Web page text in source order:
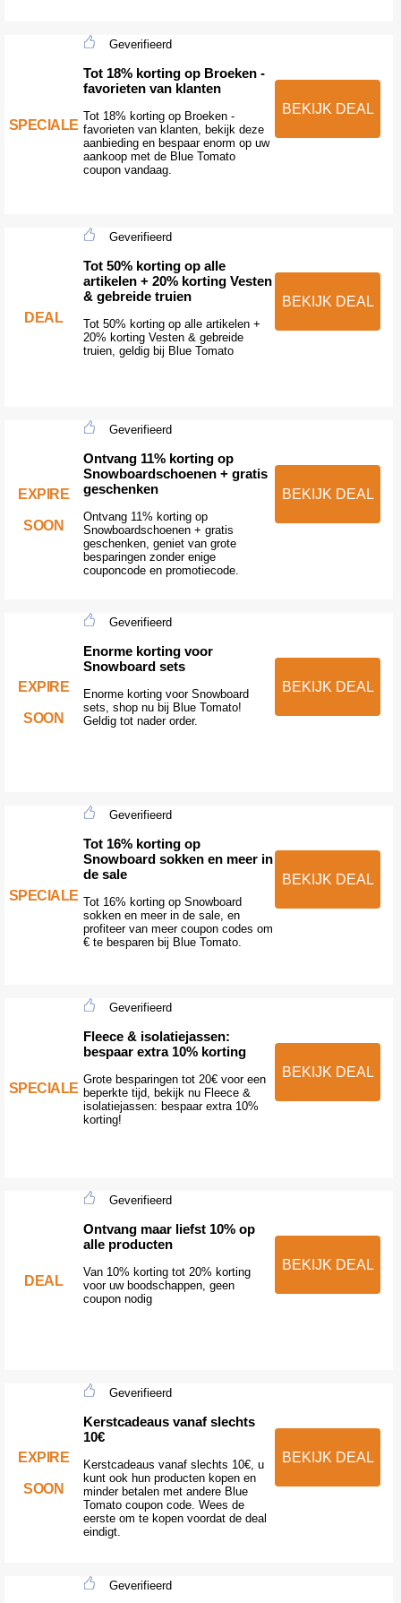
SPECIALE
Geverifieerd
Tot 18% korting op Broeken -
favorieten van klanten
Tot 18% korting op Broeken -
favorieten van klanten, bekijk deze
aanbieding en bespaar enorm op uw
aankoop met de Blue Tomato
coupon vandaag.
BEKIJK DEAL
DEAL
Geverifieerd
Tot 50% korting op alle
artikelen + 20% korting Vesten
& gebreide truien
Tot 50% korting op alle artikelen +
20% korting Vesten & gebreide
truien, geldig bij Blue Tomato
BEKIJK DEAL
EXPIRE
SOON
Geverifieerd
Ontvang 11% korting op
Snowboardschoenen + gratis
geschenken
Ontvang 11% korting op
Snowboardschoenen + gratis
geschenken, geniet van grote
besparingen zonder enige
couponcode en promotiecode.
BEKIJK DEAL
EXPIRE
SOON
Geverifieerd
Enorme korting voor
Snowboard sets
Enorme korting voor Snowboard
sets, shop nu bij Blue Tomato!
Geldig tot nader order.
BEKIJK DEAL
SPECIALE
Geverifieerd
Tot 16% korting op
Snowboard sokken en meer in
de sale
Tot 16% korting op Snowboard
sokken en meer in de sale, en
profiteer van meer coupon codes om
€ te besparen bij Blue Tomato.
BEKIJK DEAL
SPECIALE
Geverifieerd
Fleece & isolatiejassen:
bespaar extra 10% korting
Grote besparingen tot 20€ voor een
beperkte tijd, bekijk nu Fleece &
isolatiejassen: bespaar extra 10%
korting!
BEKIJK DEAL
DEAL
Geverifieerd
Ontvang maar liefst 10% op
alle producten
Van 10% korting tot 20% korting
voor uw boodschappen, geen
coupon nodig
BEKIJK DEAL
EXPIRE
SOON
Geverifieerd
Kerstcadeaus vanaf slechts
10€
Kerstcadeaus vanaf slechts 10€, u
kunt ook hun producten kopen en
minder betalen met andere Blue
Tomato coupon code. Wees de
eerste om te kopen voordat de deal
eindigt.
BEKIJK DEAL
Geverifieerd